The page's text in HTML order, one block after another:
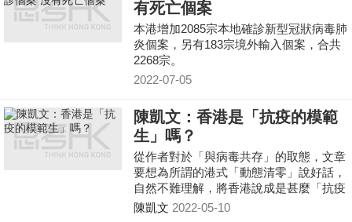
有死亡個案
本港增加2085宗本地確診新型冠狀病毒肺
炎個案，另有183宗境外輸入個案，合共
2268宗。
2022-07-05
陳凱文：香港是「抗疫的模範
生」嗎？
從作者對於「與病毒共存」的取態，文章
要想為所謂的港式「動態清零」說好話，
自然不難理解，將香港說成是甚麼「抗疫
的模範生」，然後拿甚麼「病例死亡
陳凱文 2022-05-10